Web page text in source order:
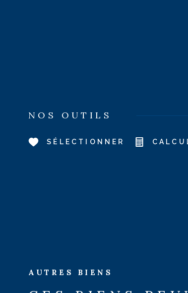
NOS OUTILS
SÉLECTIONNER
AUTRES BIENS